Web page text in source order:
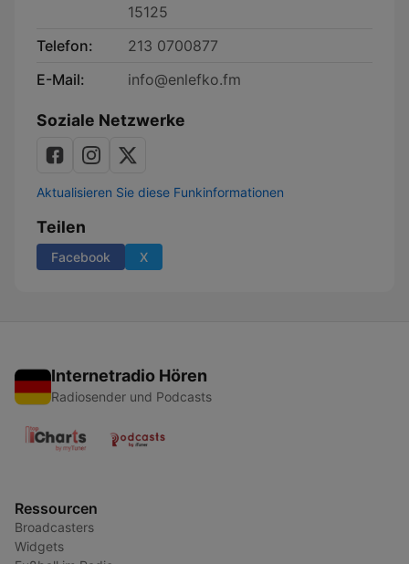
15125
Telefon:
213 0700877
E-Mail:
info@enlefko.fm
Soziale Netzwerke
Aktualisieren Sie diese Funkinformationen
Teilen
Facebook X
Internetradio Hören
Radiosender und Podcasts
Ressourcen
Broadcasters
Widgets